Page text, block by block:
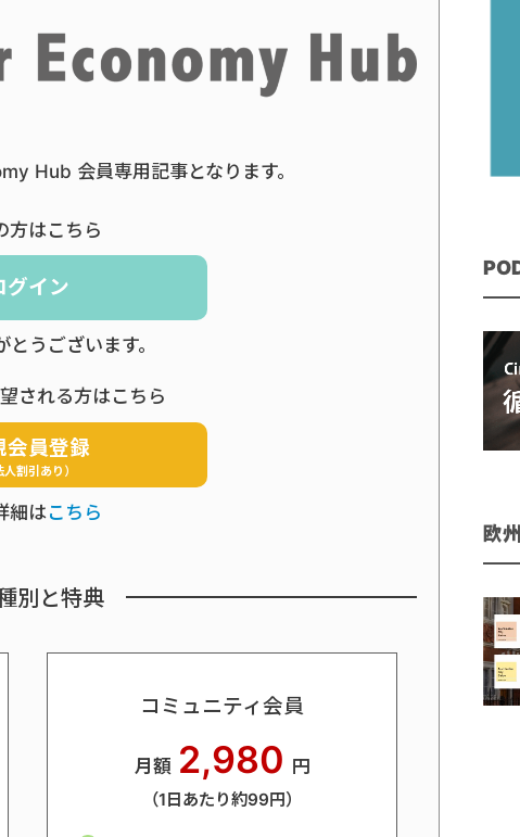
Hub 会員専用記事となります。
方はこちら
グイン
とうございます。
される方はこちら
会員登録
人割引あり）
細はこちら
別と特典
コミュニティ会員
月額 2,980 円
（1日あたり約99円）
欧